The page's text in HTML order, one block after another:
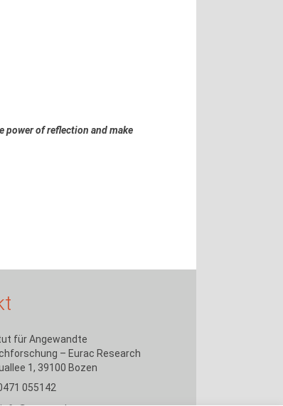
power of reflection and make
für Angewandte
– Eurac Research
1, 39100 Bozen
055142